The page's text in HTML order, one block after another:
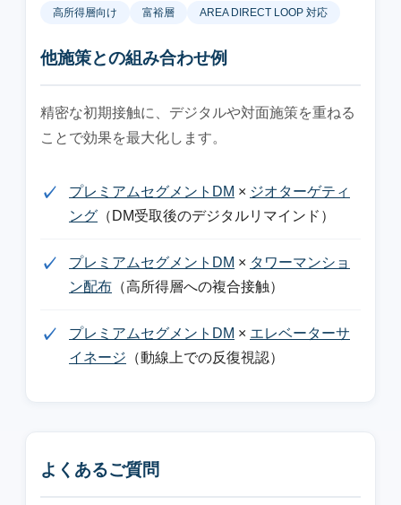
高所得層向け 富裕層 AREA DIRECT LOOP 対応
他施策との組み合わせ例
精密な初期接触に、デジタルや対面施策を重ねる
ことで効果を最大化します。
プレミアムセグメントDM × ジオターゲティ
ング （DM受取後のデジタルリマインド）
プレミアムセグメントDM × タワーマンショ
ン配布 （高所得層への複合接触）
プレミアムセグメントDM × エレベーターサ
イネージ （動線上での反復視認）
よくあるご質問